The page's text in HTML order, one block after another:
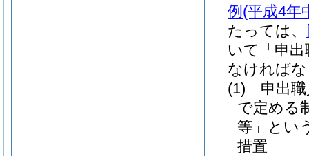
例 (平成4年
たっては、
いて「申
なければ
(1)
申出
で定める
等」とい
措置